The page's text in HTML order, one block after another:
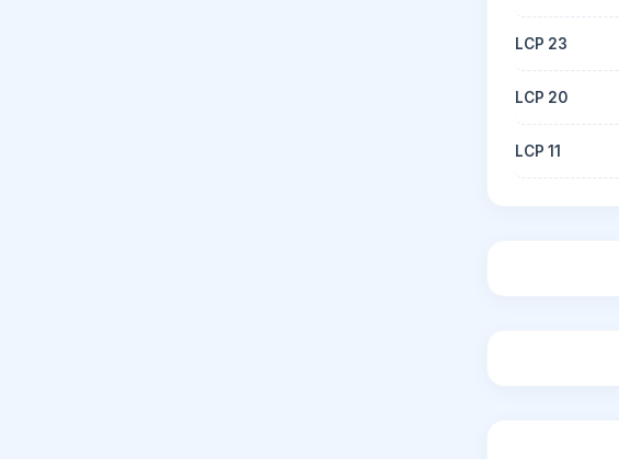
LCP 23
LCP 20
LCP 11